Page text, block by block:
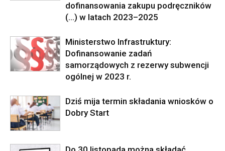
dofinansowania zakupu podręczników
(…) w latach 2023–2025
Ministerstwo Infrastruktury:
Dofinansowanie zadań
samorządowych z rezerwy subwencji
ogólnej w 2023 r.
Dziś mija termin składania wniosków o
Dobry Start